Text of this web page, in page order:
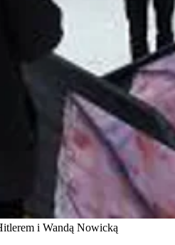
i Wandą Nowicką